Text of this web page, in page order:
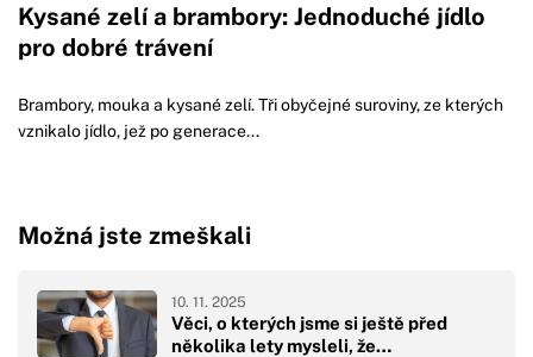
Kysané zelí a brambory: Jednoduché jídlo
pro dobré trávení
Brambory, mouka a kysané zelí. Tři obyčejné suroviny, ze kterých
vznikalo jídlo, jež po generace...
Možná jste zmeškali
Věci, o kterých jsme si ještě před
několika lety mysleli, že…
10. 11. 2025